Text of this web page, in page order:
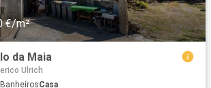
€/m²
da Maia
Ulrich
BanheirosCasa